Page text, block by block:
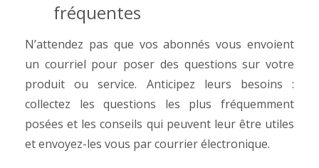
fréquentes
N’attendez pas que vos abonnés vous envoient
un courriel pour poser des questions sur votre
produit ou service. Anticipez leurs besoins :
collectez les questions les plus fréquemment
posées et les conseils qui peuvent leur être utiles
et envoyez-les vous par courrier électronique.